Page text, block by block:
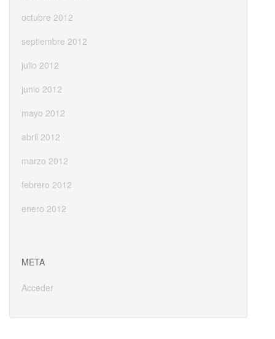
octubre 2012
septiembre 2012
julio 2012
junio 2012
mayo 2012
abril 2012
marzo 2012
febrero 2012
enero 2012
META
Acceder